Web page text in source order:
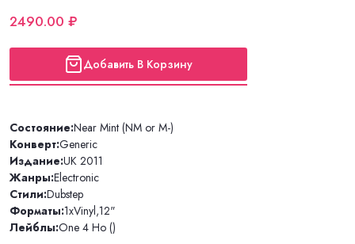
2490.00 ₽
Добавить В Корзину
Состояние:Near Mint (NM or M-)
Конверт:Generic
Издание:UK 2011
Жанры:Electronic
Стили:Dubstep
Форматы:1xVinyl,12"
Лейблы:One 4 Ho ()